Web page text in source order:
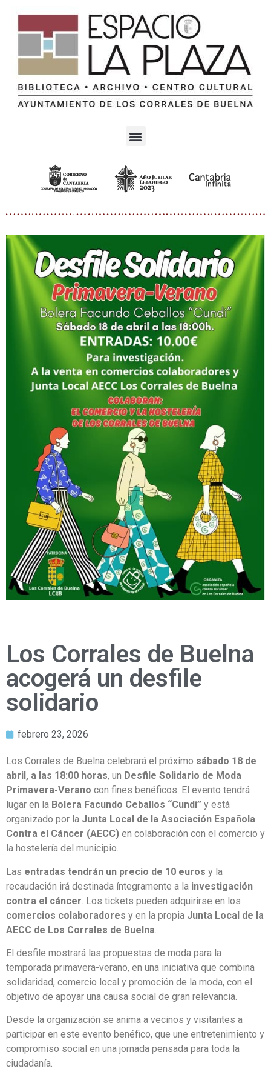
Los Corrales de Buelna
acogerá un desfile
solidario
febrero 23, 2026
Los Corrales de Buelna celebrará el próximo sábado 18 de
abril, a las 18:00 horas, un Desfile Solidario de Moda
Primavera-Verano con fines benéficos. El evento tendrá
lugar en la Bolera Facundo Ceballos “Cundi” y está
organizado por la Junta Local de la Asociación Española
Contra el Cáncer (AECC) en colaboración con el comercio y
la hostelería del municipio.
Las entradas tendrán un precio de 10 euros y la
recaudación irá destinada íntegramente a la investigación
contra el cáncer . Los tickets pueden adquirirse en los
comercios colaboradores y en la propia Junta Local de la
AECC de Los Corrales de Buelna
El desfile mostrará las propuestas de moda para la
temporada primavera-verano, en una iniciativa que combina
solidaridad, comercio local y promoción de la moda, con el
objetivo de apoyar una causa social de gran relevancia.
Desde la organización se anima a vecinos y visitantes a
participar en este evento benéfico, que une entretenimiento y
compromiso social en una jornada pensada para toda la
ciudadanía.